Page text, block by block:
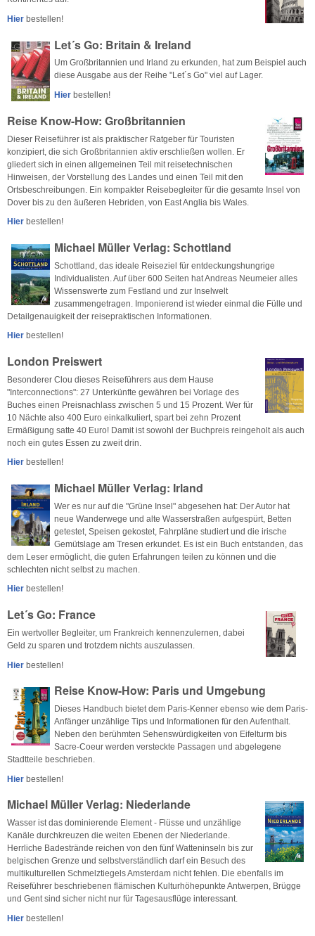
Hier bestellen!
Let´s Go: Britain & Ireland
Um Großbritannien und Irland zu erkunden, hat zum Beispiel auch
diese Ausgabe aus der Reihe "Let´s Go" viel auf Lager.
Hier bestellen!
Reise Know-How: Großbritannien
Dieser Reiseführer ist als praktischer Ratgeber für Touristen
konzipiert, die sich Großbritannien aktiv erschließen wollen. Er
gliedert sich in einen allgemeinen Teil mit reisetechnischen
Hinweisen, der Vorstellung des Landes und einen Teil mit den
Ortsbeschreibungen. Ein kompakter Reisebegleiter für die gesamte Insel von
Dover bis zu den äußeren Hebriden, von East Anglia bis Wales.
Hier bestellen!
Michael Müller Verlag: Schottland
Schottland, das ideale Reiseziel für entdeckungshungrige
Individualisten. Auf über 600 Seiten hat Andreas Neumeier alles
Wissenswerte zum Festland und zur Inselwelt
zusammengetragen. Imponierend ist wieder einmal die Fülle und
Detailgenauigkeit der reisepraktischen Informationen.
Hier bestellen!
London Preiswert
Besonderer Clou dieses Reiseführers aus dem Hause
"Interconnections": 27 Unterkünfte gewähren bei Vorlage des
Buches einen Preisnachlass zwischen 5 und 15 Prozent. Wer für
10 Nächte also 400 Euro einkalkuliert, spart bei zehn Prozent
Ermäßigung satte 40 Euro! Damit ist sowohl der Buchpreis reingeholt als auch
noch ein gutes Essen zu zweit drin.
Hier bestellen!
Michael Müller Verlag: Irland
Wer es nur auf die "Grüne Insel" abgesehen hat: Der Autor hat
neue Wanderwege und alte Wasserstraßen aufgespürt, Betten
getestet, Speisen gekostet, Fahrpläne studiert und die irische
Gemütslage am Tresen erkundet. Es ist ein Buch entstanden, das
dem Leser ermöglicht, die guten Erfahrungen teilen zu können und die
schlechten nicht selbst zu machen.
Hier bestellen!
Let´s Go: France
Ein wertvoller Begleiter, um Frankreich kennenzulernen, dabei
Geld zu sparen und trotzdem nichts auszulassen.
Hier bestellen!
Reise Know-How: Paris und Umgebung
Dieses Handbuch bietet dem Paris-Kenner ebenso wie dem Paris-
Anfänger unzählige Tips und Informationen für den Aufenthalt.
Neben den berühmten Sehenswürdigkeiten von Eifelturm bis
Sacre-Coeur werden versteckte Passagen und abgelegene
Stadtteile beschrieben.
Hier bestellen!
Michael Müller Verlag: Niederlande
Wasser ist das dominierende Element - Flüsse und unzählige
Kanäle durchkreuzen die weiten Ebenen der Niederlande.
Herrliche Badestrände reichen von den fünf Watteninseln bis zur
belgischen Grenze und selbstverständlich darf ein Besuch des
multikulturellen Schmelztiegels Amsterdam nicht fehlen. Die ebenfalls im
Reiseführer beschriebenen flämischen Kulturhöhepunkte Antwerpen, Brügge
und Gent sind sicher nicht nur für Tagesausflüge interessant.
Hier bestellen!